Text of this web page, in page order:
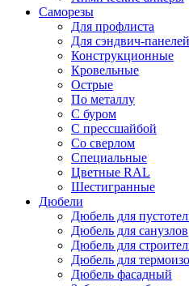
Саморезы
Для профлиста
Для сэндвич-панелей
Конструкционные
Кровельные
Острые
По металлу
С буром
С прессшайбой
Со сверлом
Специальные
Цветные RAL
Шестигранные
Дюбели
Дюбель для
Дюбель для санузлов
Дюбель для
Дюбель для
Дюбель фасадный